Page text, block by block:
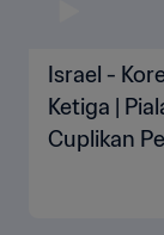
Israel -
Ketiga |
Cuplikan